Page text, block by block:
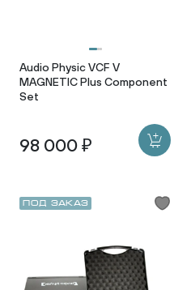
Audio Physic VCF V
MAGNETIC Plus Component
Set
98 000 ₽
Под заказ